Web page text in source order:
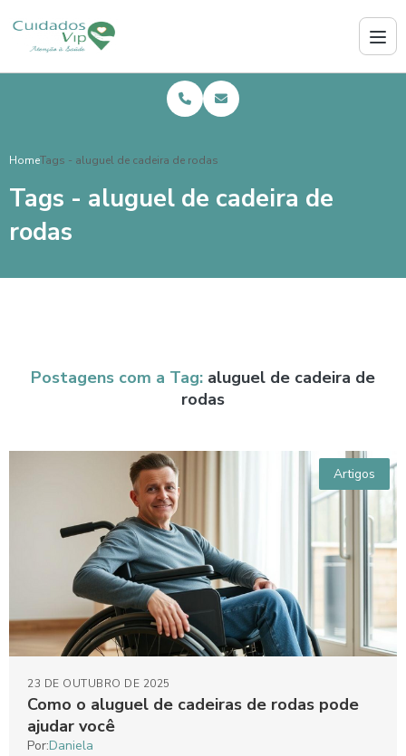
HomeTags - aluguel de cadeira de rodas
Tags - aluguel de cadeira de
rodas
Postagens com a Tag: aluguel de cadeira de
rodas
Artigos
Como o aluguel de cadeiras de rodas pode
ajudar você
23 DE OUTUBRO DE 2025
Por:Daniela